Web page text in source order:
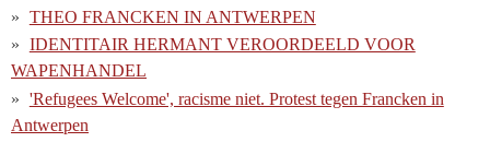
THEO FRANCKEN IN ANTWERPEN
IDENTITAIR HERMANT VEROORDEELD VOOR
WAPENHANDEL
'Refugees Welcome', racisme niet. Protest tegen Francken in
Antwerpen